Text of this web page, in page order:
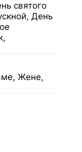
святого
День
Жене,